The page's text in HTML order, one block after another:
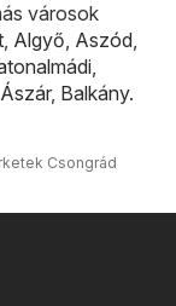
városok
, Algyő, Aszód,
,
Ászár, Balkány.
Csongrád